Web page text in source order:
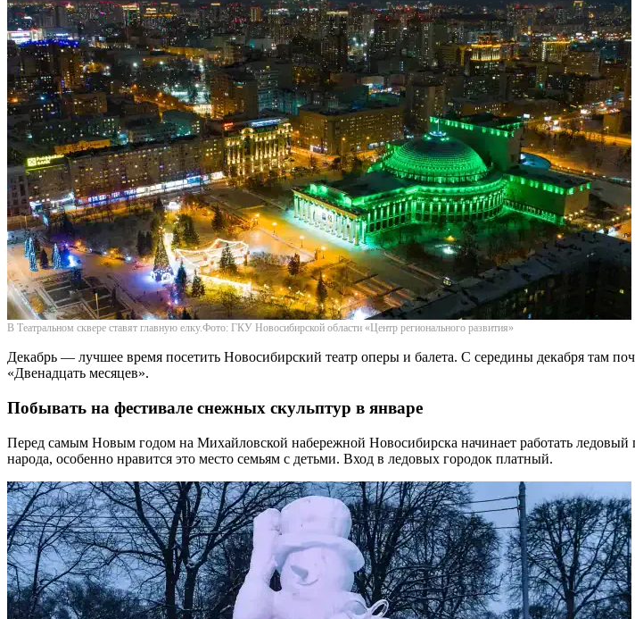
В Театральном сквере ставят главную елку.Фото: ГКУ Новосибирской области «Центр регионального развития»
Декабрь — лучшее время посетить Новосибирский театр оперы и балета. С середины декабря там
«Двенадцать месяцев».
Побывать на фестивале снежных скульптур в январе
Перед самым Новым годом на Михайловской набережной Новосибирска начинает работать
народа, особенно нравится это место семьям с детьми. Вход в ледовых городок платный.